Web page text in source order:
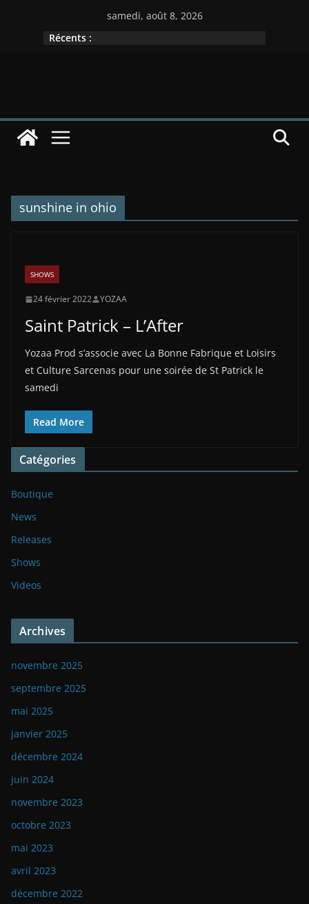
samedi, août 8, 2026
Récents :
sunshine in ohio
SHOWS
24 février 2022 YOZAA
Saint Patrick – L’After
Yozaa Prod s’associe avec La Bonne Fabrique et Loisirs
et Culture Sarcenas pour une soirée de St Patrick le
samedi
Read More
Catégories
Boutique
News
Releases
Shows
Videos
Archives
novembre 2025
septembre 2025
mai 2025
janvier 2025
décembre 2024
juin 2024
novembre 2023
octobre 2023
mai 2023
avril 2023
décembre 2022